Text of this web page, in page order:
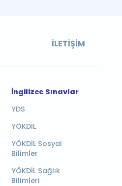
İLETIŞIM
İngilizce Sınavlar
YDS
YÖKDİL
YÖKDİL Sosyal
Bilimler
YÖKDİL Sağlık
Bilimleri